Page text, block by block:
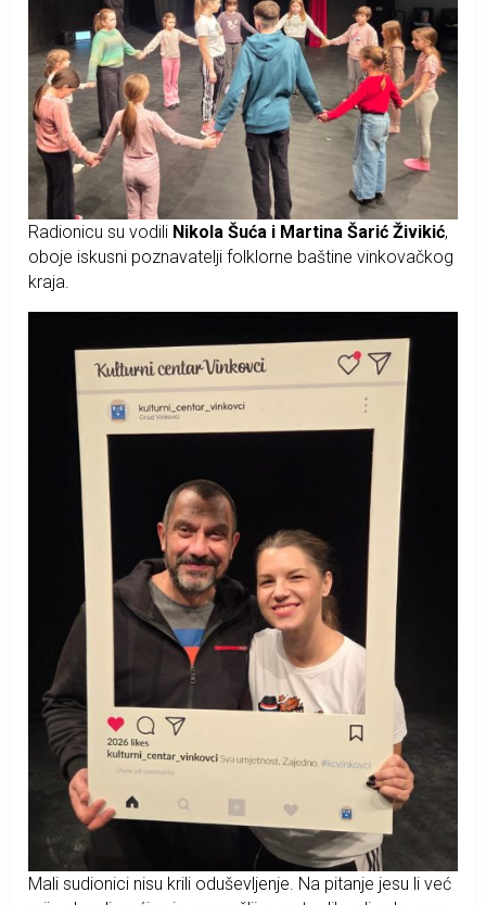
Radionicu su vodili Nikola Šuća i Martina Šarić Živikić,
oboje iskusni poznavatelji folklorne baštine vinkovačkog
kraja.
Mali sudionici nisu krili oduševljenje. Na pitanje jesu li već